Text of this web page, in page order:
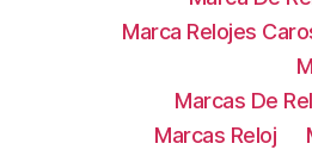
Marca Relojes
Marcas De
Marcas Reloj